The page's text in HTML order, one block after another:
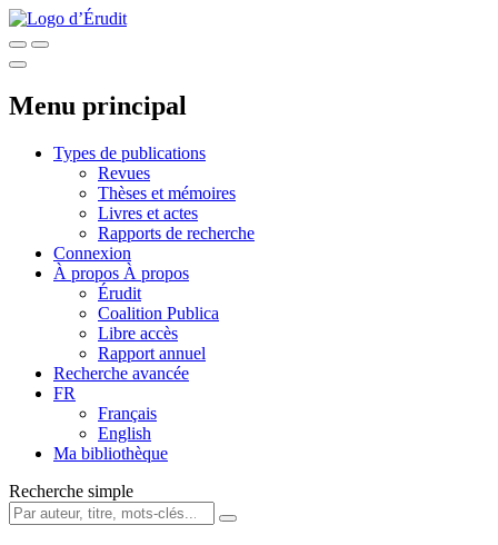
Menu principal
Types de publications
Revues
Thèses et mémoires
Livres et actes
Rapports de recherche
Connexion
À propos À propos
Érudit
Coalition Publica
Libre accès
Rapport annuel
Recherche avancée
FR
Français
English
Ma bibliothèque
Recherche simple